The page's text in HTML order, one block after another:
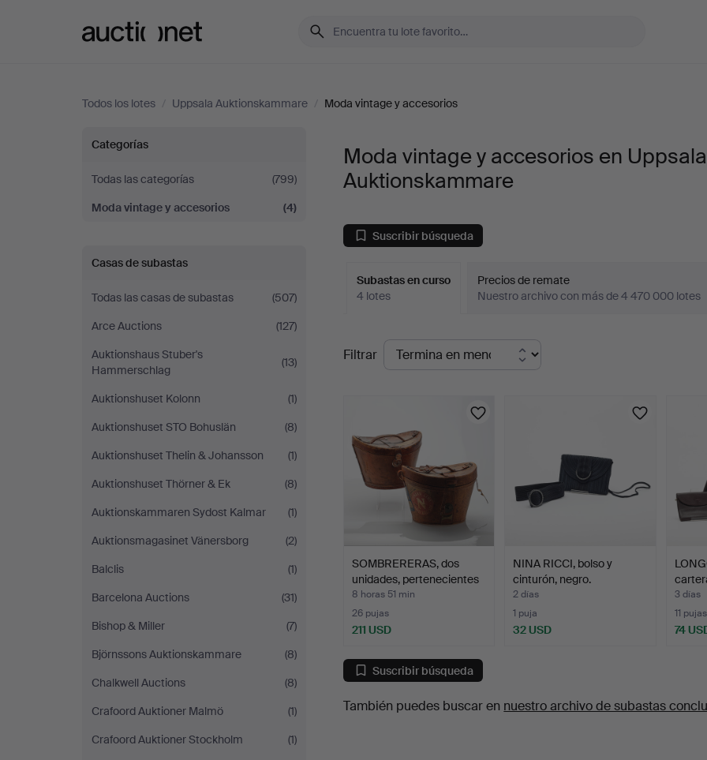
Todos los lotes / Uppsala Auktionskammare / Moda vintage y accesorios
Moda
vintage
y
accesorios
en
Uppsala
Auktionskammare
Categorías
Todas las categorías
(799)
Moda vintage y accesorios
(4)
Casas de subastas
Todas las casas de subastas
(507)
Arce Auctions
(127)
Auktionshaus Stuber's
Hammerschlag
(13)
Auktionshuset Kolonn
(1)
Auktionshuset STO Bohuslän
(8)
Auktionshuset Thelin & Johansson
(1)
Auktionshuset Thörner & Ek
(8)
Auktionskammaren Sydost Kalmar
(1)
Auktionsmagasinet Vänersborg
(2)
Balclis
(1)
Barcelona Auctions
(31)
Bishop & Miller
(7)
Björnssons Auktionskammare
(8)
Chalkwell Auctions
(8)
Crafoord Auktioner Malmö
(1)
Crafoord Auktioner Stockholm
(1)
Moda vintage y accesorios en Uppsala
Auktionskammare
Suscribir búsqueda
Subastas en curso
4 lotes
Precios de remate
Nuestro archivo con más de 4 470 000 lotes
Subastas
en
Filtrar
SOMBRERERAS, dos
unidades, pertenecientes
…
8 horas 51 min
26 pujas
211 USD
NINA RICCI, bolso y
cinturón, negro.
2 días
1 puja
32 USD
3 días
11 pujas
74
Suscribir búsqueda
También puedes buscar en nuestro archivo de subastas